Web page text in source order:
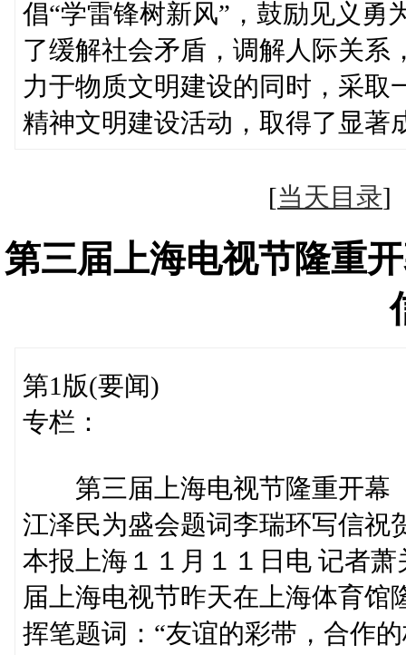
倡“学雷锋树新风”，鼓励见义勇
了缓解社会矛盾，调解人际关系
力于物质文明建设的同时，采取
精神文明建设活动，取得了显著
[当天目录
第三届上海电视节隆重
第1版(要闻)
专栏：
第三届上海电视节隆重开幕
江泽民为盛会题词李瑞环写信祝
本报上海１１月１１日电 记者
届上海电视节昨天在上海体育馆
挥笔题词：“友谊的彩带，合作